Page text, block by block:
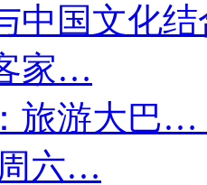
中国文化
家…
：旅游大巴…
周六…